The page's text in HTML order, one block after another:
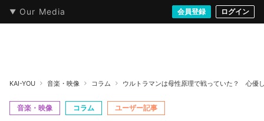
Our Media 会員登録 ログイン
本・文芸 情報化社会 音楽・映像 ゲームストリート
KAI-YOU 音楽・映像 コラム ウルトラマンは母性原理で戦っていた？ 心優
音楽・映像 コラム ユーザー記事